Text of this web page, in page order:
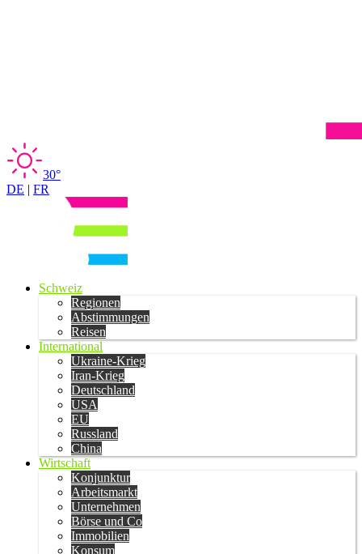
30°
DE | FR
Schweiz
Regionen
Abstimmungen
Reisen
International
Ukraine-Krieg
Iran-Krieg
Deutschland
USA
EU
Russland
China
Wirtschaft
Konjunktur
Arbeitsmarkt
Unternehmen
Börse und Co
Immobilien
Konsum